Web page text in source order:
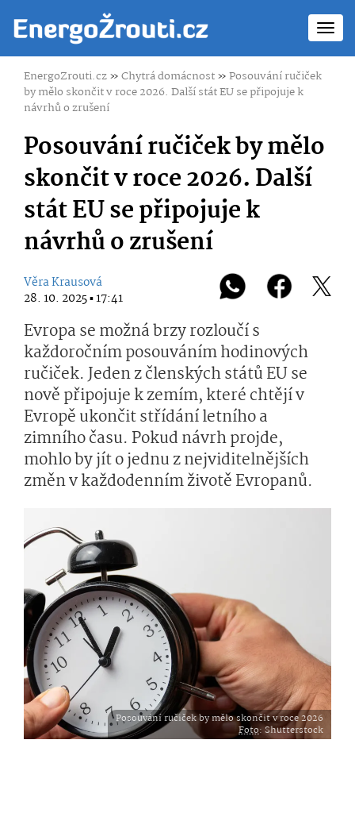
EnergoZrouti.cz»Chytrá domácnost»Posouvání ručiček
by mělo skončit v roce 2026. Další stát EU se připojuje k
návrhů o zrušení
Posouvání ručiček by mělo
skončit v roce 2026. Další
stát EU se připojuje k
návrhů o zrušení
Věra Krausová
28. 10. 2025 ▪ 17:41
Evropa se možná brzy rozloučí s
každoročním posouváním hodinových
ručiček. Jeden z členských států EU se
nově připojuje k zemím, které chtějí v
Evropě ukončit střídání letního a
zimního času. Pokud návrh projde,
mohlo by jít o jednu z nejviditelnějších
změn v každodenním životě Evropanů.
Posouvání ručiček by mělo skončit v roce 2026
Foto: Shutterstock